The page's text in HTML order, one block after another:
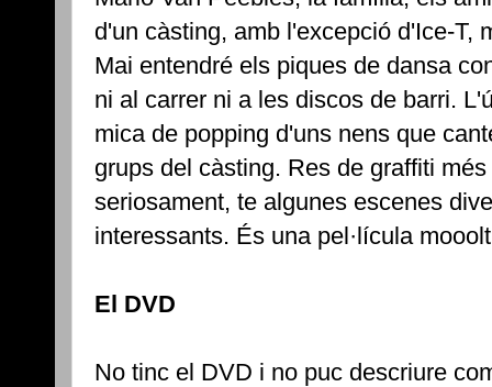
d'un càsting, amb l'excepció d'Ice-T,
Mai entendré els piques de dansa
ni al carrer ni a les discos de barri.
mica de popping d'uns nens que
grups del càsting. Res de graffiti
seriosament, te algunes escenes
interessants. És una pel·lícula
El DVD
No tinc el DVD i no puc descriure